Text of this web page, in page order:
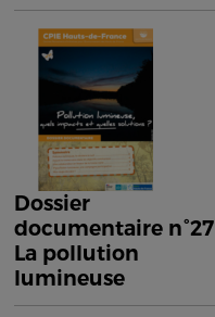
Dossier
documentaire
La pollution
lumineuse